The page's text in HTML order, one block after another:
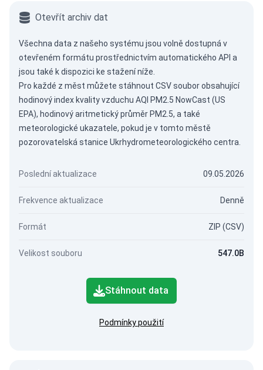
Otevřít archiv dat
Všechna data z našeho systému jsou volně dostupná v
otevřeném formátu prostřednictvím automatického API a
jsou také k dispozici ke stažení níže.
Pro každé z měst můžete stáhnout CSV soubor obsahující
hodinový index kvality vzduchu AQI PM2.5 NowCast (US
EPA), hodinový aritmetický průměr PM2.5, a také
meteorologické ukazatele, pokud je v tomto městě
pozorovatelská stanice Ukrhydrometeorologického centra.
Poslední aktualizace 09.05.2026
Frekvence aktualizace Denně
Formát ZIP (CSV)
Velikost souboru 547.0B
Stáhnout data
Podmínky použití